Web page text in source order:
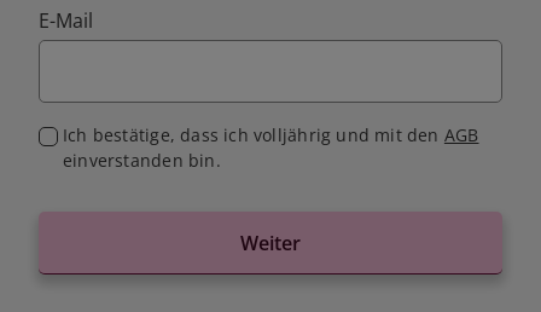
E-Mail
Ich bestätige, dass ich volljährig und mit den AGB
einverstanden bin.
Weiter